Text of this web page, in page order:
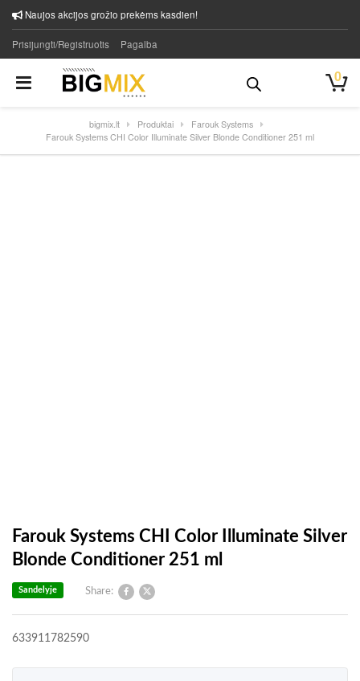
Naujos akcijos grožio prekėms kasdien!
Prisijungti/Registruotis Pagalba
0
bigmix.lt Produktai
Farouk Systems
Farouk Systems CHI Color Illuminate Silver Blonde Conditioner 251 ml
Farouk Systems CHI Color Illuminate Silver
Blonde Conditioner 251 ml
Share:
Sandelyje
633911782590